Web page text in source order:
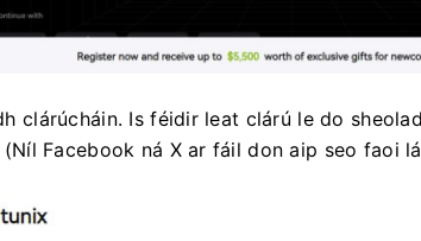
clárúcháin. Is féidir leat clárú le do
(Níl Facebook ná X ar fáil don aip seo faoi